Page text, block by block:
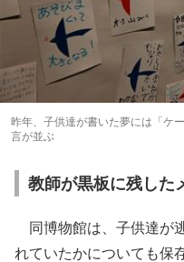
昨年、子供達が書いた夢には「ケ
言が並ぶ
教師が黒板に残した
同博物館は、子供達が
れていたかについても保